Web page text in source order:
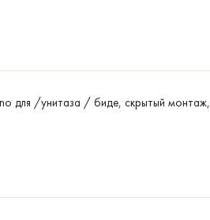
для /унитаза / биде, скрытый монтаж,